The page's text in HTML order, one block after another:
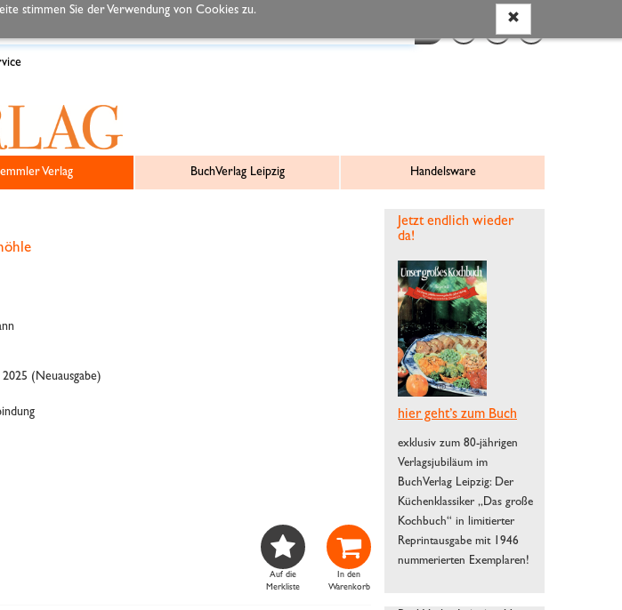
stimmen Sie der Verwendung von Cookies zu.
Verlag BuchVerlag Leipzig Handelsware
(Neuausgabe)

Auf die
Merkliste

In den
Warenkorb
Jetzt endlich wieder
da!
hier geht’s zum Buch
exklusiv zum 80-jährigen
Verlagsjubiläum im
BuchVerlag Leipzig: Der
Küchenklassiker „Das große
Kochbuch“ in limitierter
Reprintausgabe mit 1946
nummerierten Exemplaren!